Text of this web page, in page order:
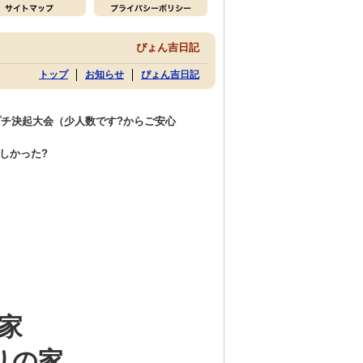
ぴょん吉日記
トップ お知らせ ぴょん吉日記
決起大会（少人数です?からご安心
かった?